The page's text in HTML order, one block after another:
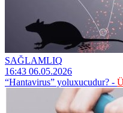
SAĞLAMLIQ
16:43 06.05.2026
“Hantavirus” yoluxucudur? -